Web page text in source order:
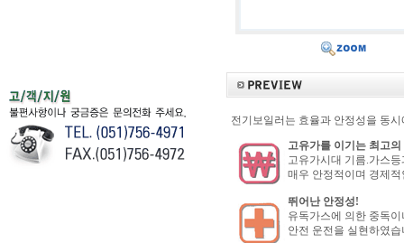
전기보일러는 효율과 안정성을 동
고유가를 이기는 최고
고유가시대 기름.가스
매우 안정적이며 경제
뛰어난 안정성!
유독가스에 의한 중독
안전 운전을 실현하였습